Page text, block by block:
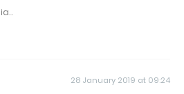
28 January 2019 at 09:24